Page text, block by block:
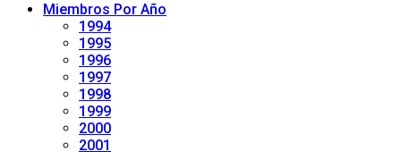
Miembros Por Año
1994
1995
1996
1997
1998
1999
2000
2001